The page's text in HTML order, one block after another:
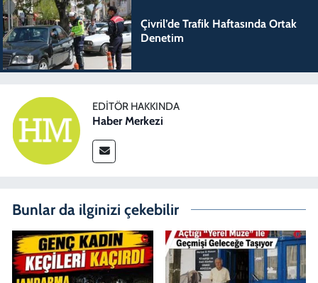
Çivril’de Trafik Haftasında Ortak
Denetim
EDITÖR HAKKINDA
Haber Merkezi
Bunlar da ilginizi çekebilir